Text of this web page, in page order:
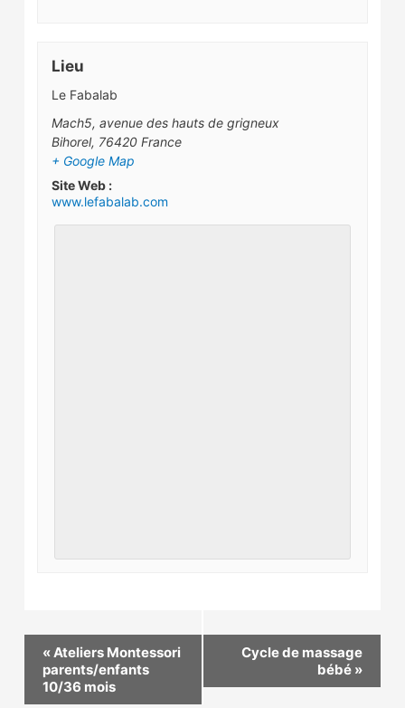
Lieu
Le Fabalab
Mach5, avenue des hauts de grigneux
Bihorel, 76420 France
+ Google Map
Site Web :
www.lefabalab.com
«Ateliers Montessori
parents/enfants
10/36 mois
Cycle de massage
bébé »